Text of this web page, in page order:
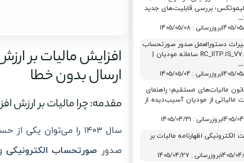
ارسال بدون خطا
مقدمه: چرا مالیات بر ارزش افزوده ۱۴۰۳ مهم‌تر از
سال ۱۴۰۳ را می‌توان یکی از حساس‌ترین سال‌ها در حوزه
صدور صورتحساب الکترونیکی
لیموتکس؛ بررسی قابلیت‌های جدید
بروزرسانی : 1405/05/08
دستورالعمل صدور صورتحساب
الکترونی RC_IITP.IS_V7.9 سامانه مودیان |
بروزرسانی : 1405/05/04
۱۶۵ قانون مالیات‌های مستقیم؛ راهنمای
مالیاتی از مودیان آسیب‌دیده از
بروزرسانی : 1405/04/31
الکترونیکی اظهارنامه مالیات بر
بروزرسانی : 1405/04/27